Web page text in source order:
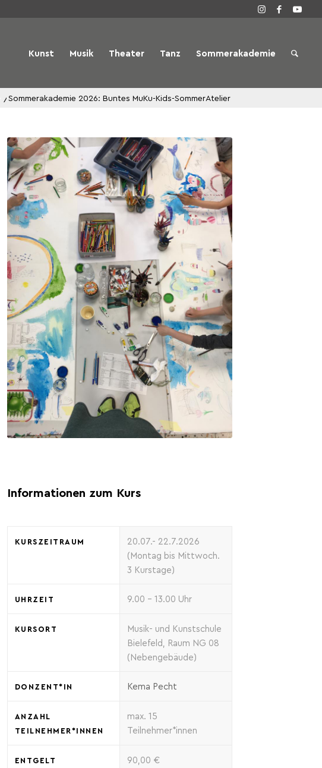
Kunst Musik Theater Tanz Sommerakademie
/Sommerakademie 2026: Buntes MuKu-Kids-SommerAtelier
Informationen zum Kurs
KURSZEITRAUM
20.07.- 22.7.2026
(Montag bis Mittwoch.
3 Kurstage)
UHRZEIT 9.00 – 13.00 Uhr
KURSORT
Musik- und Kunstschule
Bielefeld, Raum NG 08
(Nebengebäude)
DONZENT*IN Kema Pecht
ANZAHL
TEILNEHMER*INNEN
max. 15
Teilnehmer*innen
ENTGELT 90,00 €